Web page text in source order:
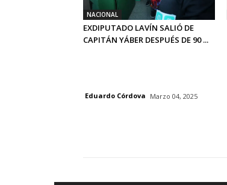
NACIONAL
EXDIPUTADO LAVÍN SALIÓ DE
CAPITÁN YÁBER DESPUÉS DE 90 ...
Eduardo Córdova Marzo 04, 2025